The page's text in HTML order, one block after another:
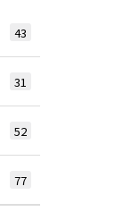
43
31
52
77